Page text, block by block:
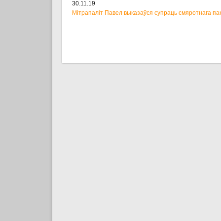
30.11.19
Мітрапаліт Павел выказаўся супраць смяротнага